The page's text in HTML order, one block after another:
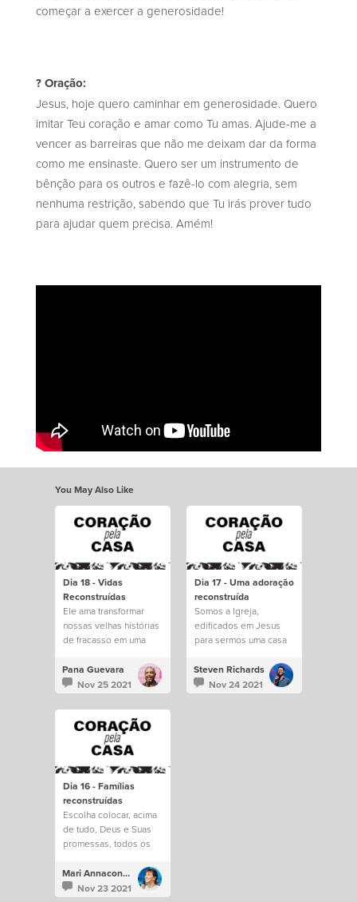
começar a exercer a generosidade!
? Oração:
Jesus, hoje quero caminhar em generosidade. Quero
imitar Teu coração e amar como Tu amas. Ajude-me a
vencer as barreiras que não me deixam dar da forma
como me ensinaste. Quero ser um instrumento de
bênção para os outros e fazê-lo com alegria, sem
nenhuma restrição, sabendo que Tu irás prover tudo
para ajudar quem precisa. Amém!
You May Also Like
Dia 18 - Vidas
Reconstruídas
Ele ama transformar
nossas velhas histórias
de fracasso em uma
Pana Guevara
Nov 25 2021
Dia 17 - Uma adoração
reconstruída
Somos a Igreja,
edificados em Jesus
para sermos uma casa
Steven Richards
Nov 24 2021
Dia 16 - Famílias
reconstruídas
Escolha colocar, acima
de tudo, Deus e Suas
promessas, todos os
Mari Annacondia
Nov 23 2021